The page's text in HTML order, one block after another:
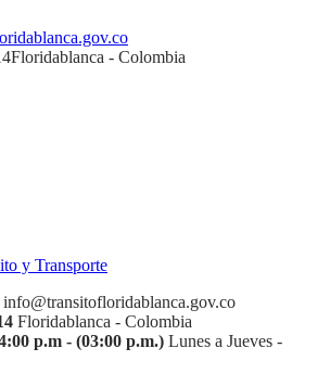
- Colombia
info@transitofloridablanca.gov.co
Floridablanca - Colombia
p.m - (03:00 p.m.) Lunes a Jueves -